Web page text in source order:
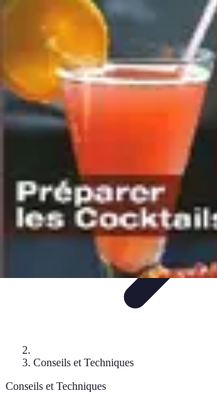
Recettes de CocktailsTechniques de Mixologie
TechniquesGuide Équipement
Cocktails Créatifs
Conseils et Techniques
Conseils et Techniques